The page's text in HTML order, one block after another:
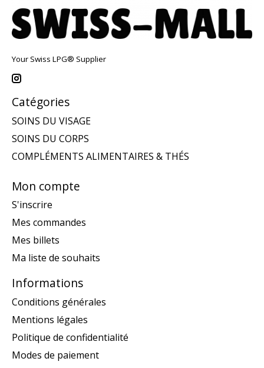
Your Swiss LPG® Supplier
Catégories
SOINS DU VISAGE
SOINS DU CORPS
COMPLÉMENTS ALIMENTAIRES & THÉS
Mon compte
S'inscrire
Mes commandes
Mes billets
Ma liste de souhaits
Informations
Conditions générales
Mentions légales
Politique de confidentialité
Modes de paiement